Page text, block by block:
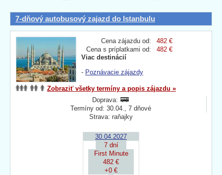
7-dňový autobusový zajazd do Istanbulu
Cena zájazdu od:
482 €
Cena s príplatkami od:
482 €
Viac destinácií
- Poznávacie zájazdy
Zobraziť všetky termíny a popis zájazdu »
Doprava:
Termíny od: 30.04., 7 dňové
Strava: raňajky
30.04.2027
7 dní
First Minute
482 €
+0 €